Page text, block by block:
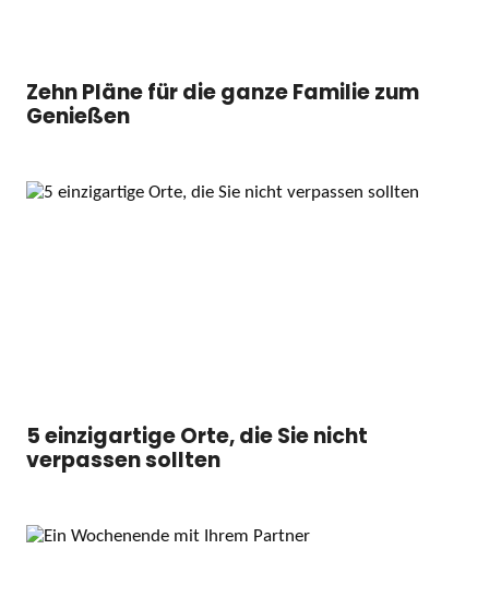
Zehn Pläne für die ganze Familie zum
Genießen
5 einzigartige Orte, die Sie nicht
verpassen sollten